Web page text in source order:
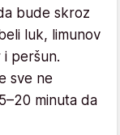
bude skroz
luk, limunov
peršun.
sve ne
minuta da